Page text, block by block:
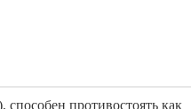
противостоять как